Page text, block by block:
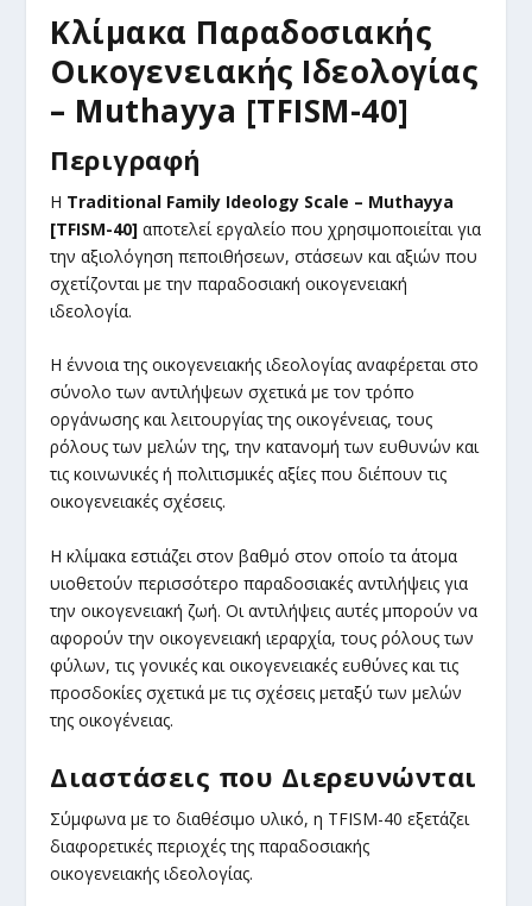
Κλίμακα Παραδοσιακής
Οικογενειακής Ιδεολογίας
– Muthayya [TFISM-40]
Περιγραφή
Η Traditional Family Ideology Scale – Muthayya
[TFISM-40] αποτελεί εργαλείο που χρησιμοποιείται για
την αξιολόγηση πεποιθήσεων, στάσεων και αξιών που
σχετίζονται με την παραδοσιακή οικογενειακή
ιδεολογία.
Η έννοια της οικογενειακής ιδεολογίας αναφέρεται στο
σύνολο των αντιλήψεων σχετικά με τον τρόπο
οργάνωσης και λειτουργίας της οικογένειας, τους
ρόλους των μελών της, την κατανομή των ευθυνών και
τις κοινωνικές ή πολιτισμικές αξίες που διέπουν τις
οικογενειακές σχέσεις.
Η κλίμακα εστιάζει στον βαθμό στον οποίο τα άτομα
υιοθετούν περισσότερο παραδοσιακές αντιλήψεις για
την οικογενειακή ζωή. Οι αντιλήψεις αυτές μπορούν να
αφορούν την οικογενειακή ιεραρχία, τους ρόλους των
φύλων, τις γονικές και οικογενειακές ευθύνες και τις
προσδοκίες σχετικά με τις σχέσεις μεταξύ των μελών
της οικογένειας.
Διαστάσεις που Διερευνώνται
Σύμφωνα με το διαθέσιμο υλικό, η TFISM-40 εξετάζει
διαφορετικές περιοχές της παραδοσιακής
οικογενειακής ιδεολογίας.